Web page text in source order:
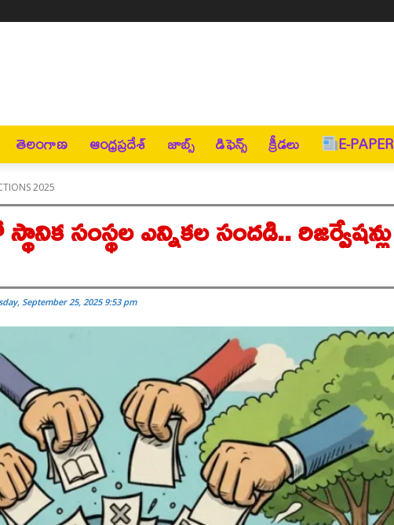
తెలంగాణ ఆంధ్రప్రదేశ్ జాబ్స్ డిఫెన్స్ క్రీడలు E-PAPER
2025
సంస్థల ఎన్నికల సందడి.. రిజర్వేషన్లు
September 25, 2025 9:53 pm